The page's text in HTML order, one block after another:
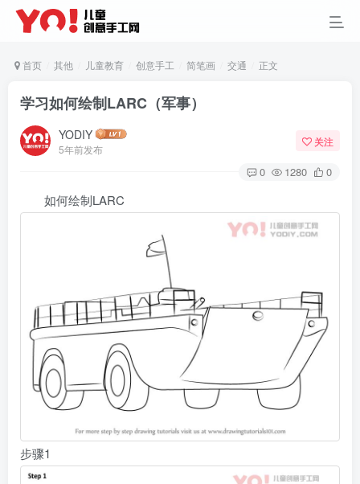
首页 其他 儿童教育 创意手工 简笔画 交通 正文
学习如何绘制LARC（军事）
YODIY
5年前发布
关注
0 1280 0
如何绘制LARC
步骤1